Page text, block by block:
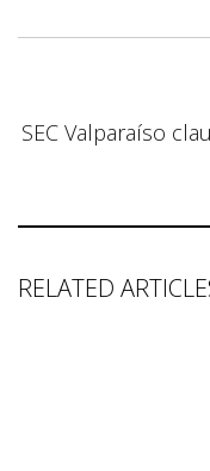
SEC Valparaíso
RELATED